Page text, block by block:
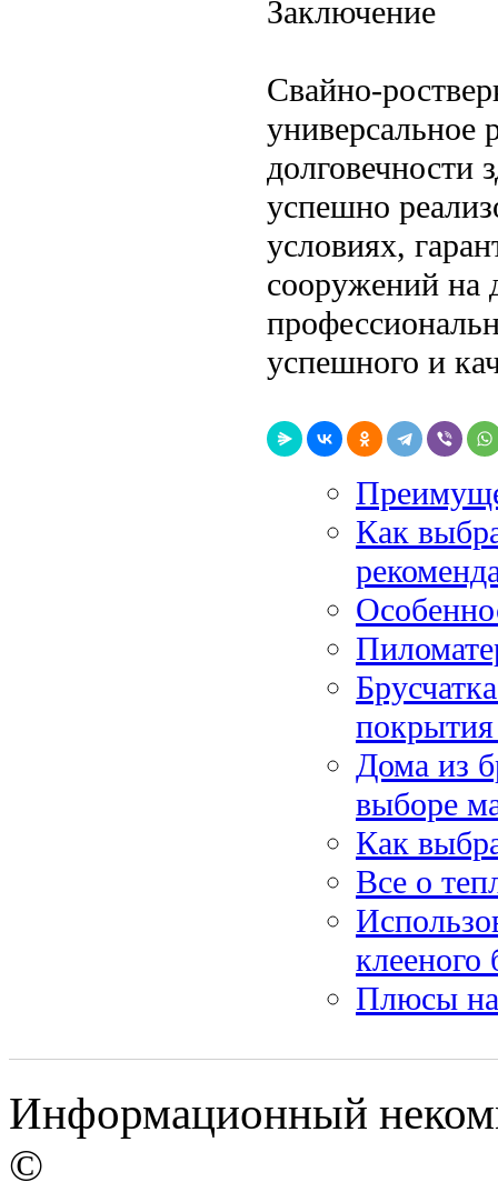
Заключение
Свайно-
универсальное
долговечности
успешно
условиях,
сооружений на
успешного и
Как
Дома из
выборе
Как
Все о
клееного
Плюсы
Информационный
©